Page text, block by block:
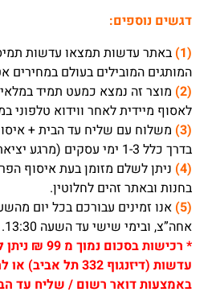
דגשים נוספים:
(1)
באתר עדשות תמצאו עדשות
המותגים המובילים בעולם במחירים
(2)
מוצר זה נמצא כמעט תמיד במלאי
לאסוף מיידית לאחר ווידוא טלפוני במספר 03-
(3)
משלוח עם שליח עד הבית +
בדרך כלל 1-3 ימי עסקים (מרגע יציאת המוצר מהחנות)
(4)
ניתן לשלם מזומן בעת איסוף
בחנות ובאתר זהים לחלוטין.
(5)
אחה”צ, ובימי שישי עד השעה 13:30.
*
רכישות בסכום
באמצעות דואר רשום / שליח עד